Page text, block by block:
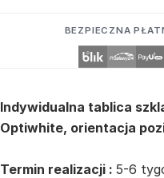
BEZPIECZNA
Indywidualna tablica
Optiwhite, orientacja
Termin realizacji : 5-6